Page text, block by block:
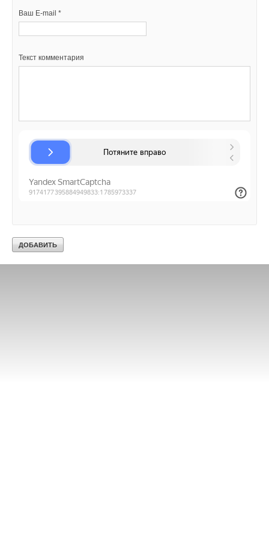
Ваш E-mail *
Текст комментария
Ваш E-mail *